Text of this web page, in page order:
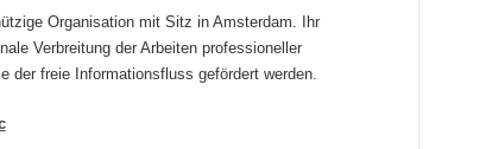
Organisation mit Sitz in Amsterdam. Ihr
Verbreitung der Arbeiten professioneller
der freie Informationsfluss gefördert werden.